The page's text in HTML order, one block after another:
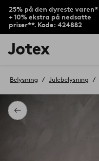
25% på den dyreste varen*
+ 10% ekstra på nedsatte
priser**. Kode: 424882
Jotex’
logo
til
Tilbake
Belysning Julebelysning